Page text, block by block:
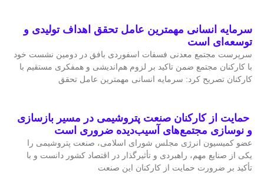
سرمایه انسانی مهمترین عامل تحقق اهداف تولیدی و
توسعه‌ای است
سرپرست مجتمع معدنی فسفات اسفوردی بافق در دومین نشست خود
با کارکنان مجتمع ضمن تاکید بر لزوم هم‌اندیشی و همفکری مستقیم با
کارکنان تصریح کرد: سرمایه انسانی مهمترین عامل تحقق
حمایت از کارکنان صنعت پتروشیمی در مسیر بازسازی
و نوسازی مجتمع‌های آسیب‌دیده ضروری است
عضو کمیسیون انرژی مجلس شورای اسلامی، صنعت پتروشیمی را
یکی از صنایع مهم، راهبردی و تأثیرگذار در اقتصاد کشور دانست و با
تأکید بر ضرورت حمایت از کارکنان این صنعت